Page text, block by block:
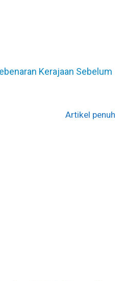
Kerajaan Sebelum
Artikel penuh